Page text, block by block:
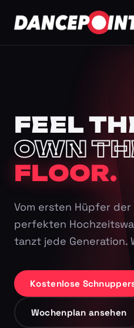
FEEL
OWN
FLOOR.
Vom ersten Hüpfer der
perfekten
tanzt jede Generation.
Kostenlose
Wochenplan ansehen